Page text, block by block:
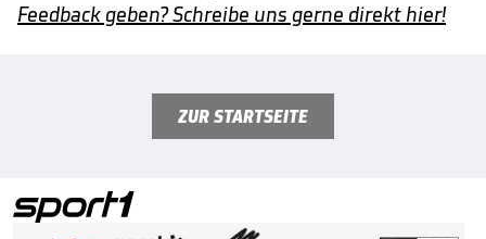
Feedback geben? Schreibe uns gerne direkt hier!
ZUR STARTSEITE